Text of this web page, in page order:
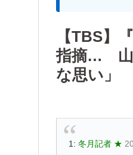
【TBS】
指摘… 山
な思い」
1: 冬月記者 ★